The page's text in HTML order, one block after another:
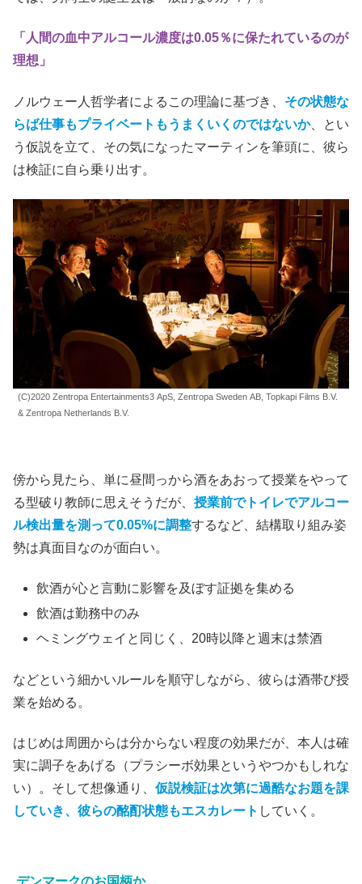
「人間の血中アルコール濃度は0.05％に保たれているのが
理想」
ノルウェー人哲学者によるこの理論に基づき、 その状態な
らば仕事もプライベートもうまくいくのではないか、とい
う仮説を立て、その気になったマーティンを筆頭に、彼ら
は検証に自ら乗り出す。
(C)2020 Zentropa Entertainments3 ApS, Zentropa Sweden AB, Topkapi Films B.V.
& Zentropa Netherlands B.V.
傍から見たら、単に昼間っから酒をあおって授業をやって
る型破り教師に思えそうだが、 授業前でトイレでアルコー
ル検出量を測って0.05%に調整するなど、結構取り組み姿
勢は真面目なのが面白い。
飲酒が心と言動に影響を及ぼす証拠を集める
飲酒は勤務中のみ
ヘミングウェイと同じく、20時以降と週末は禁酒
などという細かいルールを順守しながら、彼らは酒帯び授
業を始める。
はじめは周囲からは分からない程度の効果だが、本人は確
実に調子をあげる（プラシーボ効果というやつかもしれな
い）。そして想像通り、 仮説検証は次第に過酷なお題を課
していき、彼らの酩酊状態もエスカレート していく。
デンマークのお国柄か